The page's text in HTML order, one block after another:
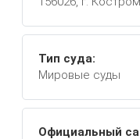
Тип суда:
Мировые суды
Официальный